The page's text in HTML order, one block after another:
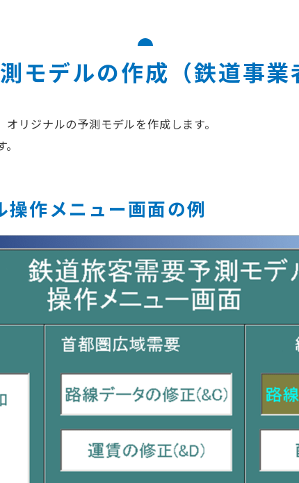
モデルの作成（鉄道事業
リジナルの予測モデルを作成します。
作メニュー画面の例